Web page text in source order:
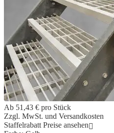
Ab 51,43 € pro Stück
Zzgl. MwSt. und Versandkosten
Staffelrabatt Preise ansehen